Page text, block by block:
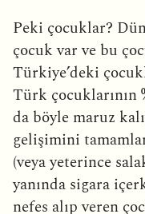
Peki çocuklar?
çocuk var ve bu
Türkiye’deki
Türk çocuklarının
da böyle maruz
gelişimini
(veya yeterince
yanında sigara
nefes alıp veren